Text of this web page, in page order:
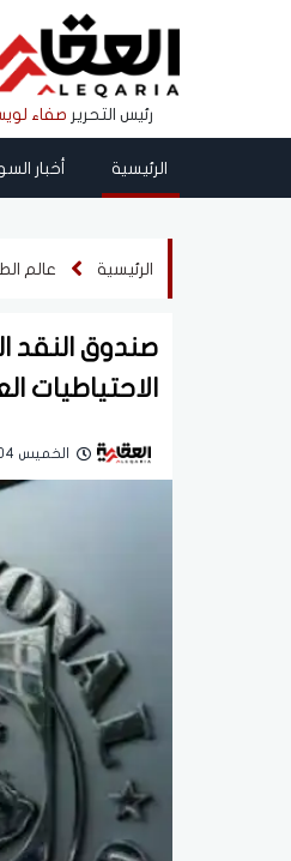
رئيس التحرير صفاء
الرئيسية أخبار
الرئيسية عالم
صندوق النقد
الاحتياطيات
الخميس 04 يونية 2026 | 07:26 مساءً